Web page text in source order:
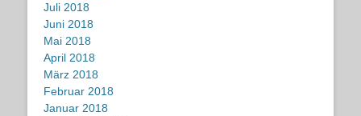
Juli 2018
Juni 2018
Mai 2018
April 2018
März 2018
Februar 2018
Januar 2018